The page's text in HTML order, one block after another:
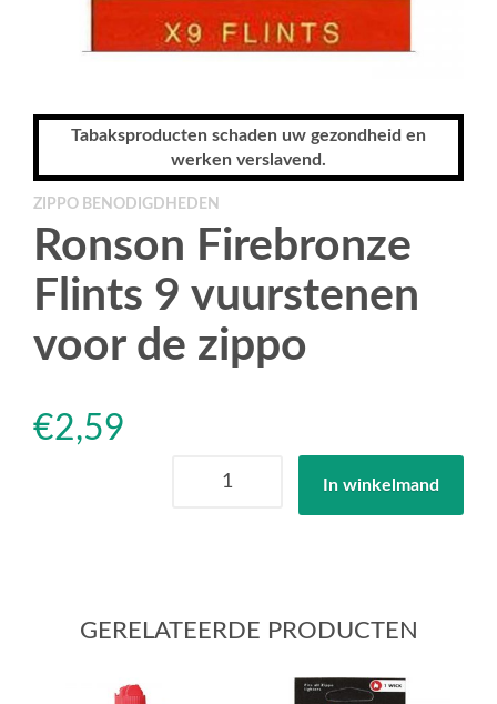
Tabaksproducten schaden uw gezondheid en
werken verslavend.
ZIPPO BENODIGDHEDEN
Ronson Firebronze
Flints 9 vuurstenen
voor de zippo
€2,59
Firebronze
zippo
In winkelmand
GERELATEERDE PRODUCTEN